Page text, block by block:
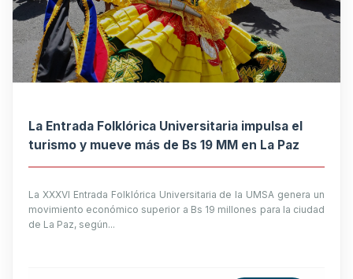
La Entrada Folklórica Universitaria impulsa el
turismo y mueve más de Bs 19 MM en La Paz
La XXXVI Entrada Folklórica Universitaria de la UMSA genera un
movimiento económico superior a Bs 19 millones para la ciudad
de La Paz, según...